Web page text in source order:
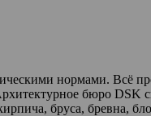
нормами. Всё
бюро DSK
бруса, бревна,